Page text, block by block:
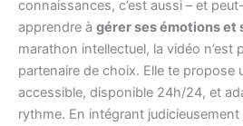
connaissances, c’est aussi – et
apprendre à gérer ses émotions et
marathon intellectuel, la vidéo n’est
partenaire de choix. Elle te propose
accessible, disponible 24h/24, et
rythme. En intégrant judicieusement